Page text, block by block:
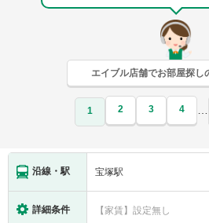
エイブル店舗でお部屋探し
1 2 3 4 …
沿線・駅 宝塚駅
詳細条件 【家賃】設定無し